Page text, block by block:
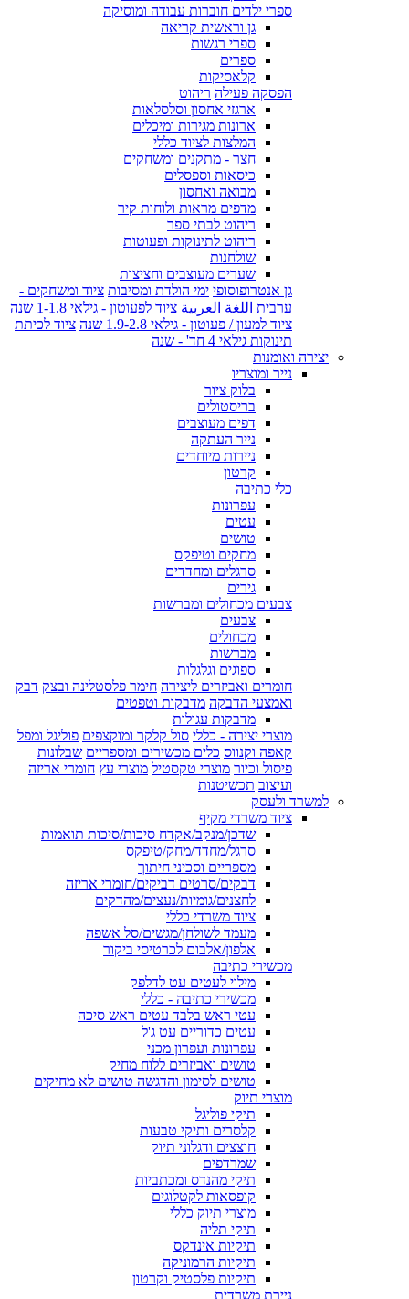
ספרי ילדים חוברות עבודה ומוסיקה
גן וראשית קריאה
ספרי רגשות
ספרים
קלאסיקות
הפסקה פעילה ריהוט
ארגזי אחסון וסלסלאות
ארונות מגירות ומיכלים
המלצות לציוד כללי
חצר - מתקנים ומשחקים
כיסאות וספסלים
מבואה ואחסון
מדפים מראות ולוחות קיר
ריהוט לבתי ספר
ריהוט לתינוקות ופעוטות
שולחנות
שערים מעוצבים וחציצות
גן אנטרופוסופי ימי הולדת ומסיבות ציוד ומשחקים -
ערבית اللغة العربية ציוד לפעוטון - גילאי 1-1.8 שנה
ציוד למעון / פעוטון - גילאי 1.9-2.8 שנה
ציוד לכיתת
תינוקות גילאי 4 חד' - שנה
יצירה ואומנות
נייר ומוצריו
בלוק ציור
בריסטולים
דפים מעוצבים
נייר העתקה
ניירות מיוחדים
קרטון
כלי כתיבה
עפרונות
עטים
טושים
מחקים וטיפקס
סרגלים ומחדדים
גירים
צבעים מכחולים ומברשות
צבעים
מכחולים
מברשות
ספוגים וגלגלות
חומרים ואביזרים ליצירה חימר פלסטלינה ובצק דבק
ואמצעי הדבקה מדבקות וטפטים
מדבקות עגולות
מוצרי יצירה - כללי סול קלקר ומוקצפים פוליגל ומפל
קאפה וקנווס כלים מכשירים ומספריים שבלונות
פיסול וכיור מוצרי טקסטיל מוצרי עץ חומרי אריזה
ועיצוב תכשיטנות
למשרד ולעסק
ציוד משרדי מקיף
שדכן/מנקב/אקדח סיכות/סיכות תואמות
סרגל/מחדד/מחק/טיפקס
מספריים וסכיני חיתוך
דבקים/סרטים דביקים/חומרי אריזה
לחצנים/גומיות/נעצים/מהדקים
ציוד משרדי כללי
מעמד לשולחן/מגשים/סל אשפה
אלפון/אלבום לכרטיסי ביקור
מכשירי כתיבה
מילוי לעטים עט לדלפק
מכשירי כתיבה - כללי
עטי ראש בלבד עטים ראש סיכה
עטים כדוריים עט ג'ל
עפרונות ועפרון מכני
טושים ואביזרים ללוח מחיק
טושים לסימון והדגשה טושים לא מחיקים
מוצרי תיוק
תיקי פוליגל
קלסרים ותיקי טבעות
חוצצים ודגלוני תיוק
שמרדפים
תיקי מהנדס ומכתביות
קופסאות לקטלוגים
מוצרי תיוק כללי
תיקי תליה
תיקיות אינדקס
תיקיות הרמוניקה
תיקיות פלסטיק וקרטון
ניירת משרדית